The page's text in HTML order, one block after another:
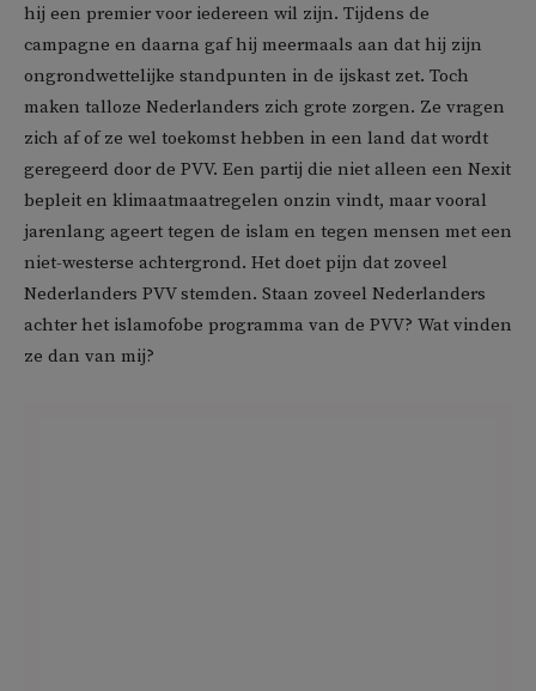
hij een premier voor iedereen wil zijn. Tijdens de
campagne en daarna gaf hij meermaals aan dat hij zijn
ongrondwettelijke standpunten in de ijskast zet. Toch
maken talloze Nederlanders zich grote zorgen. Ze vragen
zich af of ze wel toekomst hebben in een land dat wordt
geregeerd door de PVV. Een partij die niet alleen een Nexit
bepleit en klimaatmaatregelen onzin vindt, maar vooral
jarenlang ageert tegen de islam en tegen mensen met een
niet-westerse achtergrond. Het doet pijn dat zoveel
Nederlanders PVV stemden. Staan zoveel Nederlanders
achter het islamofobe programma van de PVV? Wat vinden
ze dan van mij?